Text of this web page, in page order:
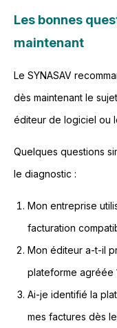
Les bonnes
maintenant
Le SYNASAV
dès maintenant le
éditeur de logiciel ou
Quelques questions
le diagnostic :
Mon entreprise
facturation
Mon éditeur a-t-il
plateforme agréée
Ai-je identifié la
mes factures dès